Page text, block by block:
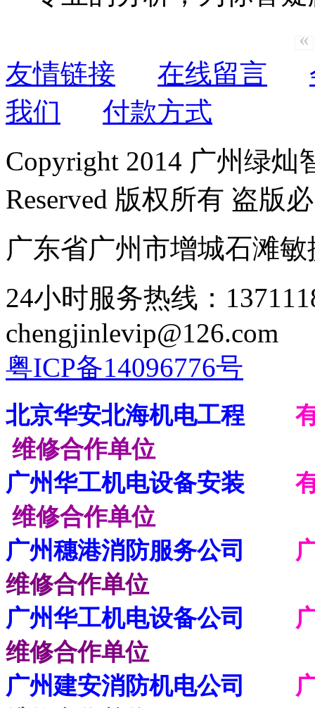
«
友情链接 在线留言
我们
付款方式
Copyright 2014 广州绿
Reserved 版权所有 盗版
广东省广州市增城石滩
24小时服务热线：
chengjinlevip@126.com
粤ICP备14096776号
北京华安北海机电工程
维修合作单位
广州华工机电设备安装
维修合作单位
广州穗港消防服务公司
维修合作单位
广州华工机电设备公司
维修合作单位
广州建安消防机电公司
广